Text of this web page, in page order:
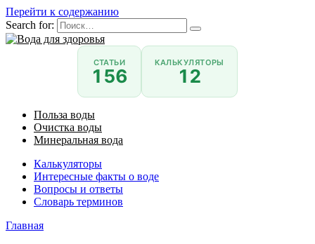
Перейти к содержанию
Search for:
СТАТЬИ
156
КАЛЬКУЛЯТОРЫ
12
Польза воды
Очистка воды
Минеральная вода
Калькуляторы
Интересные факты о воде
Вопросы и ответы
Словарь терминов
Главная